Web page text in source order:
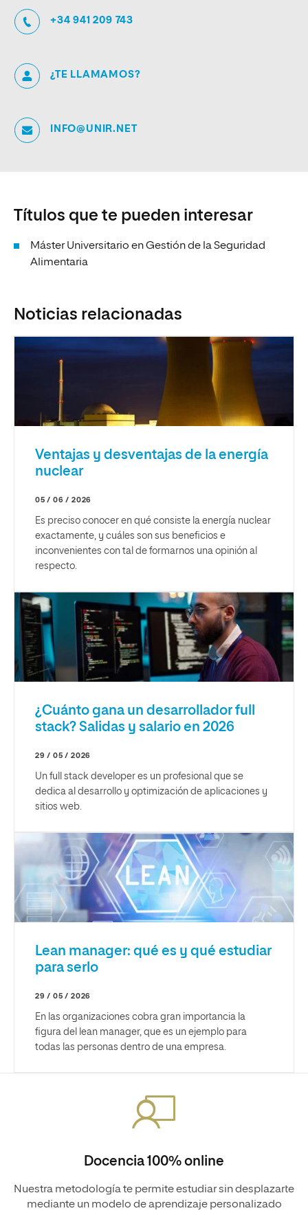
+34 941 209 743
¿TE LLAMAMOS?
INFO@UNIR.NET
Títulos que te pueden interesar
Máster Universitario en Gestión de la Seguridad
Alimentaria
Noticias relacionadas
Ventajas y desventajas de la energía
nuclear
05 / 06 / 2026
Es preciso conocer en qué consiste la energía nuclear
exactamente, y cuáles son sus beneficios e
inconvenientes con tal de formarnos una opinión al
respecto.
¿Cuánto gana un desarrollador full
stack? Salidas y salario en 2026
29 / 05 / 2026
Un full stack developer es un profesional que se
dedica al desarrollo y optimización de aplicaciones y
sitios web.
Lean manager: qué es y qué estudiar
para serlo
29 / 05 / 2026
En las organizaciones cobra gran importancia la
figura del lean manager, que es un ejemplo para
todas las personas dentro de una empresa.
Docencia 100% online
Nuestra metodología te permite estudiar sin desplazarte
mediante un modelo de aprendizaje personalizado